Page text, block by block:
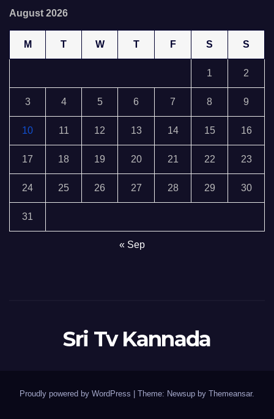
August 2026
M T W T F S S
1 2
3 4 5 6 7 8 9
10 11 12 13 14 15 16
17 18 19 20 21 22 23
24 25 26 27 28 29 30
31
« Sep
Sri Tv Kannada
Proudly powered by WordPress Theme: Newsup by Themeansar.